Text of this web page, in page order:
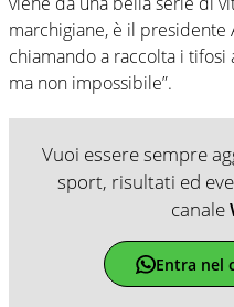
marchigiane, è il presidente
chiamando a raccolta i tifosi
ma non impossibile”.
Vuoi essere sempre
sport, risultati ed
canale
Entra nel